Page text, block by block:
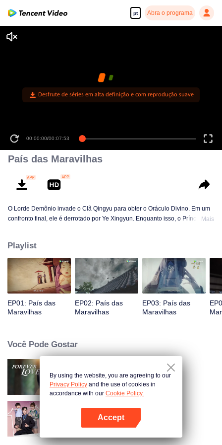
pt Abra o programa
Abra o programa
Desfrute de séries em alta definição e com reprodução suave
00:00:00/00:07:53
País das Maravilhas
O Lorde Demônio invade o Clã Qingyu para obter o Oráculo Divino. Em um
confronto final, ele é derrotado por Ye Xingyun. Enquanto isso, o Príncipe Qi
misteriosa, An Yun, aparece e se envolve na rivalidade entre o Lorde
Demônio e Ye Xingyun.
Mais
Playlist
EP01: País das
Maravilhas
EP02: País das
Maravilhas
EP03: País das
Maravilhas
Você Pode Gostar
Amor Eterno
Memórias com Você
By using the website, you are agreeing to our
Privacy Policy and the use of cookies in
accordance with our Cookie Policy.
Accept